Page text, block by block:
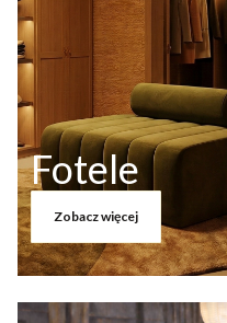
Fotele
Zobacz więcej